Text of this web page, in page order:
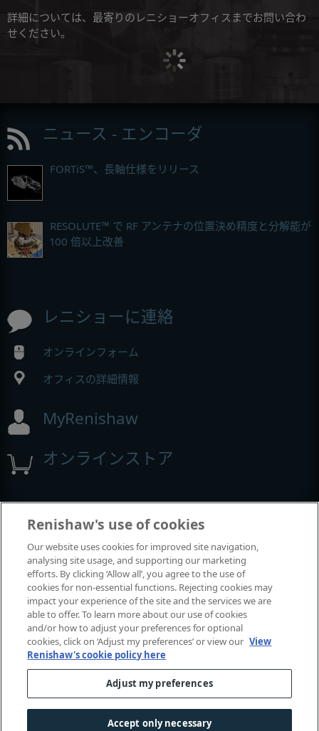
詳細については、最寄りのレニショーオフィスまでお問い合わ
せください。
ニュース - エンコーダ
FORTiS™、長軸仕様をリリース
RESOLUTE™ で RF アンテナの位置決め精度と分解能が
100 倍以上改善
レニショーに連絡
オンラインフォーム
オフィスの詳細情報
MyRenishaw
オンラインストア
展示会とコンファレンス
レニショーの出展イベント
© 2001-2026 Renishaw plc.無断転用禁止。
お問い合わせ | | ユーザー補助
Renishaw's use of cookies
Our website uses cookies for improved site navigation,
analysing site usage, and supporting our marketing
efforts. By clicking ‘Allow all’, you agree to the use of
cookies for non-essential functions. Rejecting cookies may
impact your experience of the site and the services we are
able to offer. To learn more about our use of cookies
and/or how to adjust your preferences for optional
cookies, click on ‘Adjust my preferences’ or view our View
Renishaw's cookie policy here
Adjust my preferences
Accept only necessary